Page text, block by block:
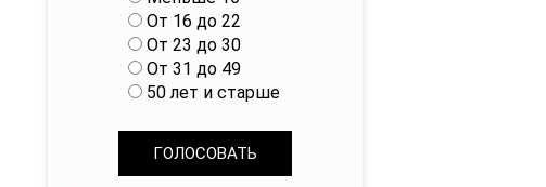
а
р
и
а
От 16 до 22
От 23 до 30
От 31 до 49
50 лет и старше